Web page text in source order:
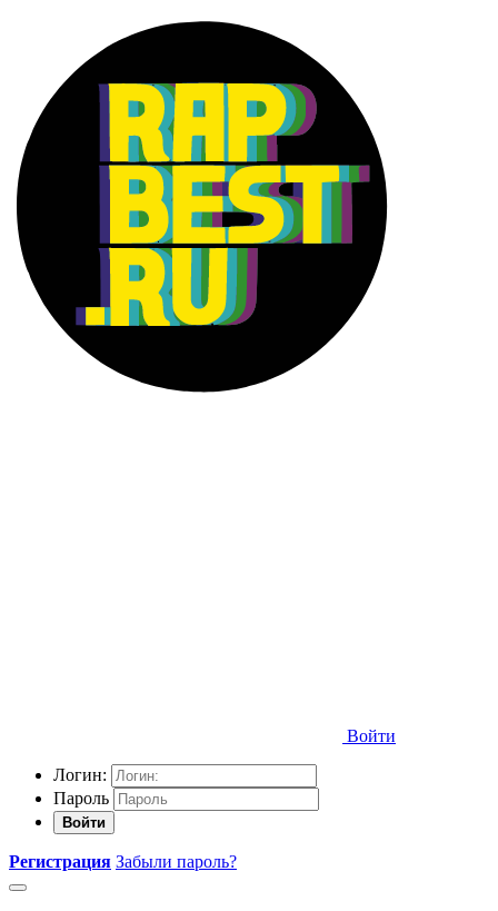
Войти
Логин:
Пароль
Войти
Регистрация Забыли пароль?